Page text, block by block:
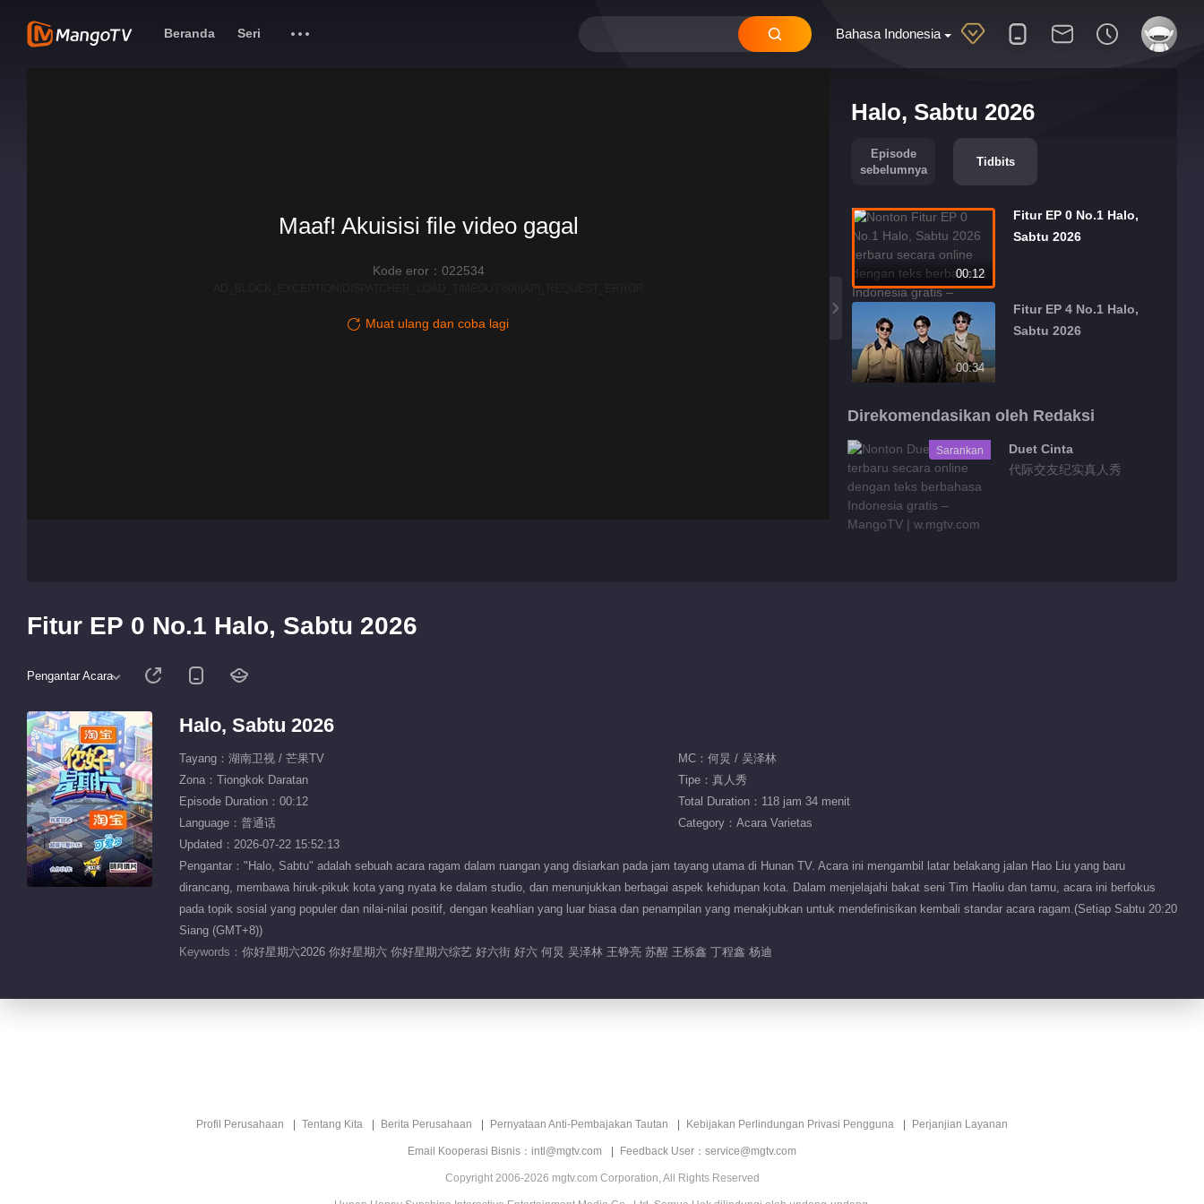
Bahasa Indonesia
Beranda Seri
Halo, Sabtu 2026
Episode
sebelumnya
Tidbits
00:12
Fitur EP 0 No.1 Halo,
Sabtu 2026
00:34
Fitur EP 4 No.1 Halo,
Sabtu 2026
Direkomendasikan oleh Redaksi
Sarankan
Duet Cinta
代际交友纪实真人秀
Maaf! Akuisisi file video gagal
Kode eror：022534
Muat ulang dan coba lagi
Fitur EP 0 No.1 Halo, Sabtu 2026
Pengantar Acara
Halo, Sabtu 2026
Tayang：湖南卫视 / 芒果TV
MC：何炅 / 吴泽林
Zona：Tiongkok Daratan
Tipe：真人秀
Episode Duration：00:12
Total Duration：118 jam 34 menit
Language：普通话
Category：Acara Varietas
Updated：2026-07-22 15:52:13
Pengantar："Halo, Sabtu" adalah sebuah acara ragam dalam ruangan yang disiarkan pada jam tayang utama di Hunan TV. Acara ini mengambil latar belakang jalan Hao Liu yang baru
dirancang, membawa hiruk-pikuk kota yang nyata ke dalam studio, dan menunjukkan berbagai aspek kehidupan kota. Dalam menjelajahi bakat seni Tim Haoliu dan tamu, acara ini berfokus
pada topik sosial yang populer dan nilai-nilai positif, dengan keahlian yang luar biasa dan penampilan yang menakjubkan untuk mendefinisikan kembali standar acara ragam.(Setiap Sabtu 20:20
Siang (GMT+8))
Keywords： 你好星期六2026 你好星期六 你好星期六综艺 好六街 好六 何炅 吴泽林 王铮亮 苏醒 王栎鑫 丁程鑫 杨迪
Profil Perusahaan Tentang Kita Berita Perusahaan Pernyataan Anti-Pembajakan Tautan Kebijakan Perlindungan Privasi Pengguna Perjanjian Layanan
Email Kooperasi Bisnis：intl@mgtv.com Feedback User：service@mgtv.com
Copyright 2006-2026 mgtv.com Corporation, All Rights Reserved